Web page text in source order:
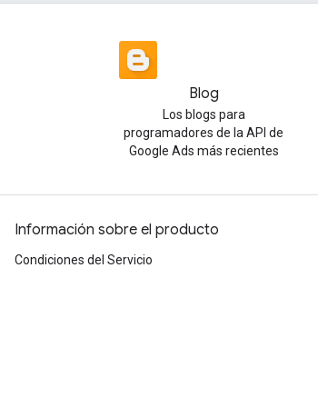
Blog
Los blogs para
programadores de la API de
Google Ads más recientes
Información sobre el producto
Condiciones del Servicio